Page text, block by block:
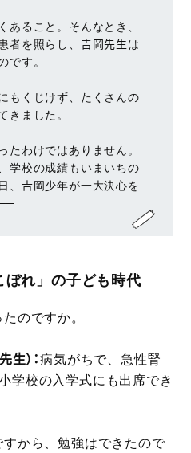
あること。そんなとき、
者を照らし、𠮷岡先生は
です。
もくじけず、たくさんの
きました。
たわけではありません。
学校の成績もいまいちの
、𠮷岡少年が一大決心を
れ」の子ども時代
のですか。
生）：病気がちで、急性腎
学校の入学式にも出席でき
から、勉強はできたので